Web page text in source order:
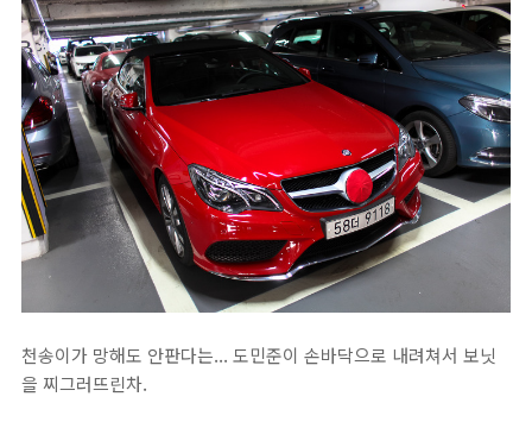
천송이가 망해도 안판다는... 도민준이 손바닥으로 내려쳐서 보닛
을 찌그러뜨린차.